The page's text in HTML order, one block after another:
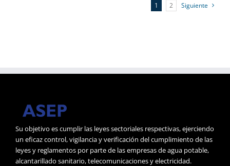
1 2 Siguiente
Su objetivo es cumplir las leyes sectoriales respectivas, ejerciendo
un eficaz control, vigilancia y verificación del cumplimiento de las
leyes y reglamentos por parte de las empresas de agua potable,
alcantarillado sanitario, telecomunicaciones y electricidad.